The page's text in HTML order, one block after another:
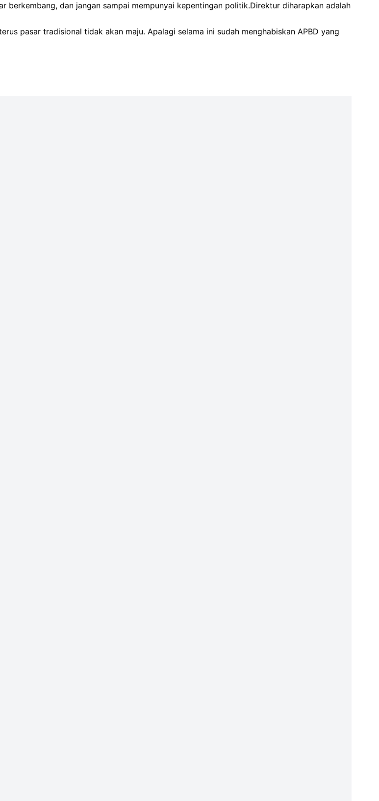
berkembang, dan jangan sampai mempunyai kepentingan politik.Direktur diharapkan adalah
pasar tradisional tidak akan maju. Apalagi selama ini sudah menghabiskan APBD yang